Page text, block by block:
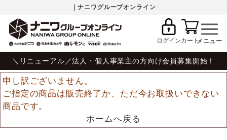
｜ナニワグループオンライン
ログインカート
＼リニューアル／法人・個人事業主の方向け会員募集開始！
申し訳ございません。
ご指定の商品は販売終了か、ただ今お取扱いできない
商品です。
ホームへ戻る